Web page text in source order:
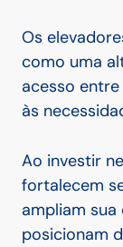
Os
como uma
acesso
às
Ao investir
fortalecem
ampliam
posicionam